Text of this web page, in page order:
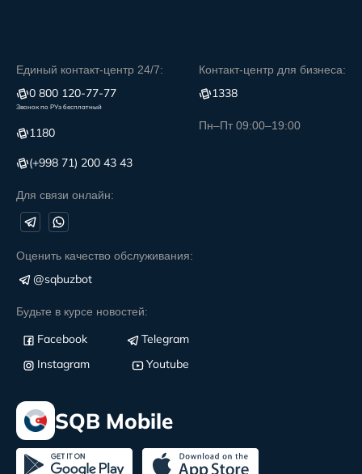
Единый контакт-центр 24/7:
0 800 120-77-77
Звонок по РУз бесплатный
1180
(+998 71) 200 43 43
Для связи онлайн:
Контакт-центр для бизнеса:
1338
Пн–Пт 09:00–19:00
Оценить качество обслуживания:
@sqbuzbot
Будьте в курсе новостей:
Facebook
Telegram
Instagram
Youtube
SQB Mobile